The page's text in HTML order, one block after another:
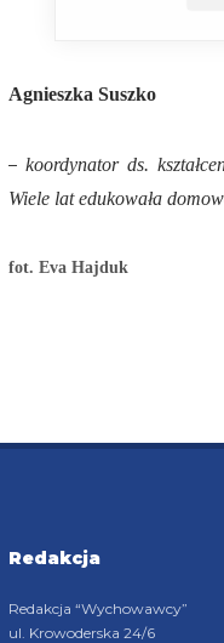
Agnieszka Suszko
– koordynator ds.
Wiele lat edukowała
fot. Eva Hajduk
Redakcja
Redakcja “Wychowawcy”
ul. Krowoderska 24/6